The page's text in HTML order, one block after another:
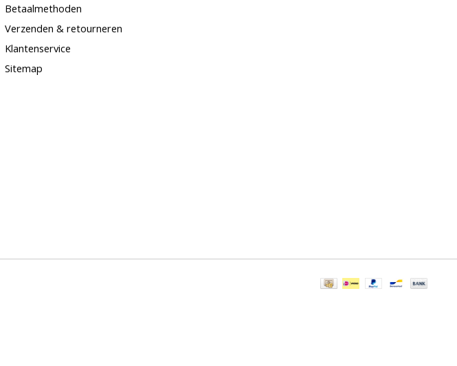
Betaalmethoden
Verzenden & retourneren
Klantenservice
Sitemap